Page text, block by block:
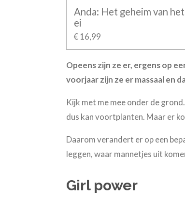
Anda: Het geheim van het
ei
€ 16,99
Opeens zijn ze er, ergens op
voorjaar zijn ze er massaal en
Kijk met me mee onder de
dus kan voortplanten. Maar er
Daarom verandert er op een
leggen, waar mannetjes uit
Girl power